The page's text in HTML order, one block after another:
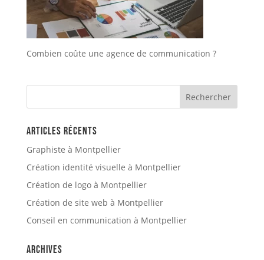
Combien coûte une agence de communication ?
Articles récents
Graphiste à Montpellier
Création identité visuelle à Montpellier
Création de logo à Montpellier
Création de site web à Montpellier
Conseil en communication à Montpellier
Archives